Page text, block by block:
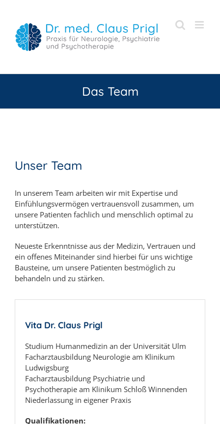
springen
Das Team
Unser Team
In unserem Team arbeiten wir mit Expertise und
Einfühlungsvermögen vertrauensvoll zusammen, um
unsere Patienten fachlich und menschlich optimal zu
unterstützen.
Neueste Erkenntnisse aus der Medizin, Vertrauen und
ein offenes Miteinander sind hierbei für uns wichtige
Bausteine, um unsere Patienten bestmöglich zu
behandeln und zu stärken.
Vita Dr. Claus Prigl
Studium Humanmedizin an der Universität Ulm
Facharztausbildung Neurologie am Klinikum
Ludwigsburg
Facharztausbildung Psychiatrie und
Psychotherapie am Klinikum Schloß Winnenden
Niederlassung in eigener Praxis
Qualifikationen: